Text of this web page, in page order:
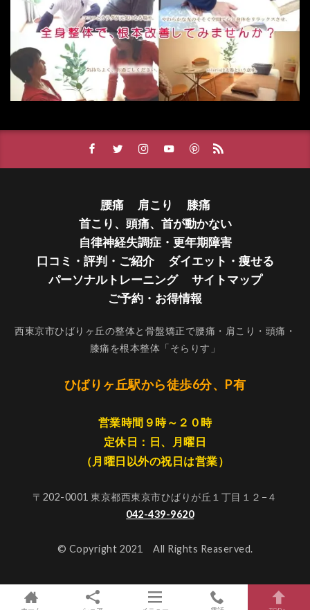
腰痛 肩こり
膝痛
首こり、頭痛、首が動かない
自律神経失調症・更年期障害
口コミ・評判・ご紹介
ダイエット・痩せる
パーソナルトレーニング
サイトマップ
ご予約・お得情報
西東京市ひばりヶ丘の整体と骨盤矯正で腰痛・肩こり・頭痛・
膝痛を根本整体「そらりす」
ひばりヶ丘駅から徒歩6分、P有
営業時間９時～２０時
定休日：日、月曜日
（月曜日以外の祝日は営業）
〒202-0001 東京都西東京市ひばりが丘１丁目１２−４
042-439-9620
© Copyright 2021 All Rights Reaserved.